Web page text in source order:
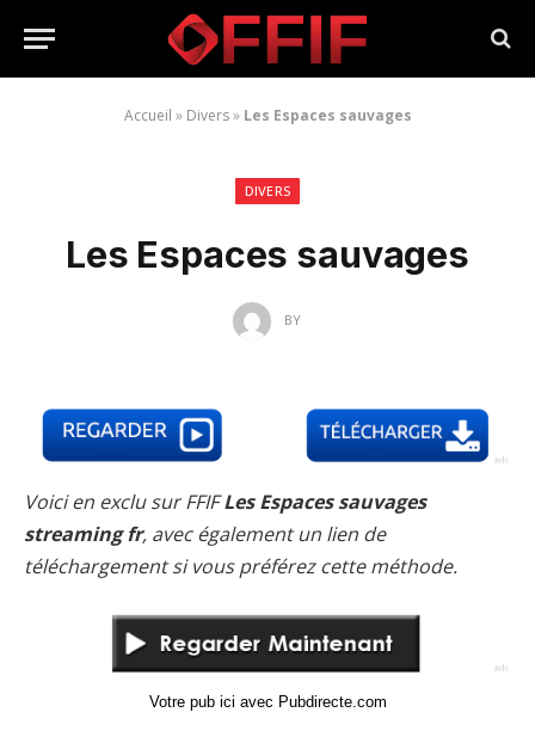
Accueil » Divers» Les Espaces sauvages
DIVERS
Les Espaces sauvages
BY
Voici en exclu sur FFIFLes Espaces sauvages
streaming fr, avec également un lien de
téléchargement si vous préférez cette méthode.
Votre pub ici avec Pubdirecte.com